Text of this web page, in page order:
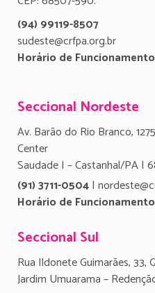
(94) 99119-8507
sudeste@crfpa.org.br
Horário de
Seccional Nordeste
Av. Barão do Rio Branco,
Center
Saudade I – Castanhal/PA |
(91) 3711-0504|
Horário de
Seccional Sul
Rua Ildonete Guimarães, 33,
Jardim Umuarama –